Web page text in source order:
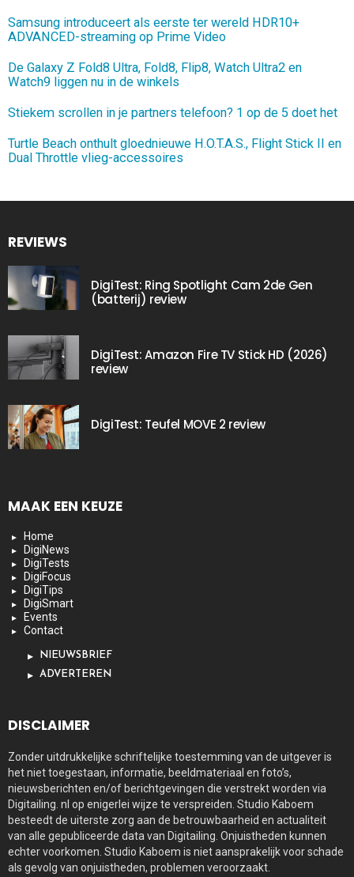
Samsung introduceert als eerste ter wereld HDR10+
ADVANCED-streaming op Prime Video
De Galaxy Z Fold8 Ultra, Fold8, Flip8, Watch Ultra2 en
Watch9 liggen nu in de winkels
Stiekem scrollen in je partners telefoon? 1 op de 5 doet het
Turtle Beach onthult gloednieuwe H.O.T.A.S., Flight Stick II en
Dual Throttle vlieg-accessoires
REVIEWS
DigiTest: Ring Spotlight Cam 2de Gen
(batterij) review
DigiTest: Amazon Fire TV Stick HD (2026)
review
DigiTest: Teufel MOVE 2 review
MAAK EEN KEUZE
Home
DigiNews
DigiTests
DigiFocus
DigiTips
DigiSmart
Events
Contact
NIEUWSBRIEF
ADVERTEREN
DISCLAIMER
Zonder uitdrukkelijke schriftelijke toestemming van de uitgever is
het niet toegestaan, informatie, beeldmateriaal en foto’s,
nieuwsberichten en/of berichtgevingen die verstrekt worden via
Digitailing. nl op enigerlei wijze te verspreiden. Studio Kaboem
besteedt de uiterste zorg aan de betrouwbaarheid en actualiteit
van alle gepubliceerde data van Digitailing. Onjuistheden kunnen
echter voorkomen. Studio Kaboem is niet aansprakelijk voor schade
als gevolg van onjuistheden, problemen veroorzaakt.